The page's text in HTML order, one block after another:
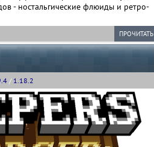
- ностальгические флюиды и ретро-
ПРОЧИТАТЬ
/ 1.18.2